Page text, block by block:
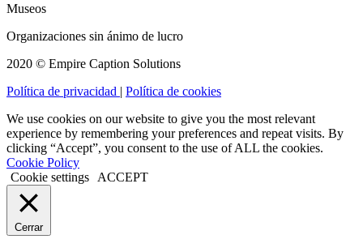
Museos
Organizaciones sin ánimo de lucro
2020 © Empire Caption Solutions
Política de privacidad | Política de cookies
We use cookies on our website to give you the most relevant
experience by remembering your preferences and repeat visits. By
clicking “Accept”, you consent to the use of ALL the cookies.
Cookie Policy
Cookie settings
ACCEPT
Cerrar